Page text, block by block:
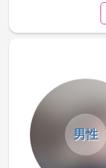
男性